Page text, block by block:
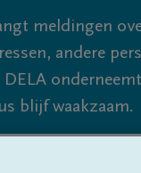
meldingen
andere
blijf waakzaam.